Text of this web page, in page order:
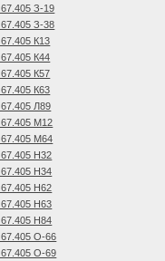
67.405 З-19
67.405 З-38
67.405 К13
67.405 К44
67.405 К57
67.405 К63
67.405 Л89
67.405 М12
67.405 М64
67.405 Н32
67.405 Н34
67.405 Н62
67.405 Н63
67.405 Н84
67.405 О-66
67.405 О-69